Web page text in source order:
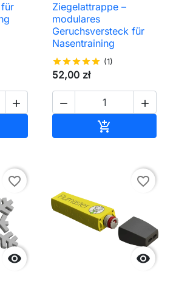

Ziegelattrappe –
modulares
Geruchsversteck für
Nasentraining
starstarstarstarstar (1)
52,00 zł
 


favorite_border

favorite_border